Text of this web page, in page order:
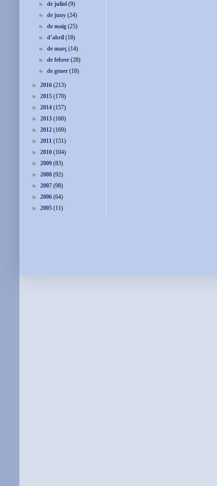
►de juliol(9)
►de juny(24)
►de maig(25)
►d’abril(18)
►de març(14)
►de febrer(28)
►de gener(18)
► 2016 (213)
► 2015 (170)
► 2014 (157)
► 2013 (160)
► 2012 (169)
► 2011 (151)
► 2010 (104)
► 2009 (83)
► 2008 (92)
► 2007 (98)
► 2006 (64)
► 2005 (11)